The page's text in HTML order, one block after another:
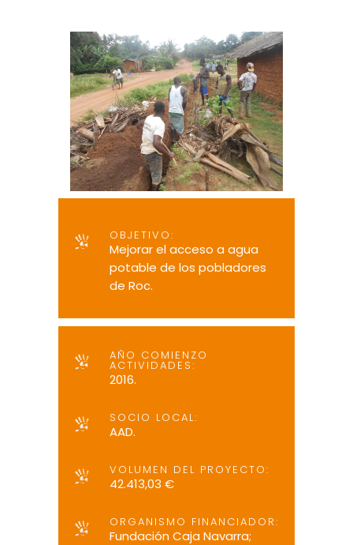
OBJETIVO:
Mejorar el acceso a agua
potable de los pobladores
de Roc.
AÑO COMIENZO
ACTIVIDADES:
2016.
SOCIO LOCAL:
AAD.
VOLUMEN DEL PROYECTO:
42.413,03 €
ORGANISMO FINANCIADOR:
Fundación Caja Navarra;